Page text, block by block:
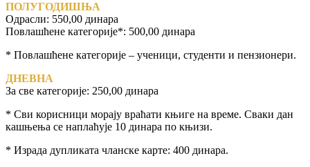
ПОЛУГОДИШЊА
Одрасли: 550,00 динара
Повлашћене категорије*: 500,00 динара
* Повлашћене категорије – ученици, студенти и пензионери.
ДНЕВНА
За све категорије: 250,00 динара
* Сви корисници морају враћати књиге на време. Сваки дан
кашњења се наплаћује 10 динара по књизи.
* Израда дупликата чланске карте: 400 динара.